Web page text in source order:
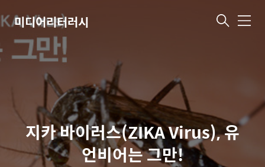
미디어리터러시 메
지카 바이러스(ZIKA Virus), 유
언비어는 그만!